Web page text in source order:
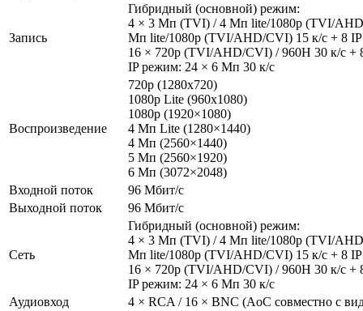
Запись
Гибридный (основной) режим:
4 × 3 Мп (TVI) / 4 Мп lite/1080р (TVI/
Мп lite/1080р (TVI/AHD/CVI) 15 к/с + 8
16 × 720р (TVI/AHD/CVI) / 960H 30 к/с +
IP режим: 24 × 6 Мп 30 к/с
Воспроизведение
720p (1280х720)
1080p Lite (960х1080)
1080р (1920×1080)
4 Мп Lite (1280×1440)
4 Мп (2560×1440)
5 Мп (2560×1920)
6 Мп (3072×2048)
Входной поток
96 Мбит/с
Выходной поток
96 Мбит/с
Сеть
Гибридный (основной) режим:
4 × 3 Мп (TVI) / 4 Мп lite/1080р (TVI/
Мп lite/1080р (TVI/AHD/CVI) 15 к/с + 8
16 × 720р (TVI/AHD/CVI) / 960H 30 к/с +
IP режим: 24 × 6 Мп 30 к/с
Аудиовход
4 × RCA / 16 × BNC (AoC совместно с